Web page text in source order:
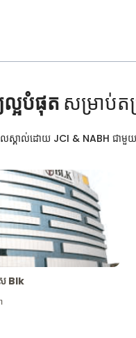
ល្អបំផុត សម្រាប់ត
លស្គាល់ដោយ JCI & NABH ជាមួយ
ស Blk